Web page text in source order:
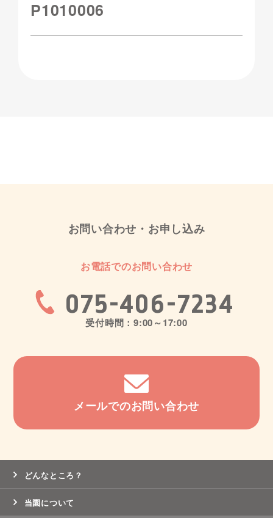
P1010006
お問い合わせ・お申し込み
お電話でのお問い合わせ
075-406-7234
受付時間：9:00～17:00
メールでのお問い合わせ
どんなところ？
当園について